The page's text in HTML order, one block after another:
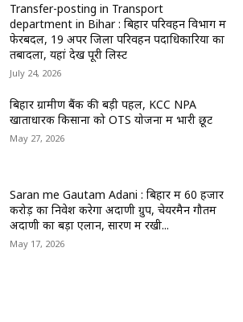
Transfer-posting in Transport
department in Bihar : बिहार परिवहन विभाग में
फेरबदल, 19 अपर जिला परिवहन पदाधिकारियों का
तबादला, यहां देखें पूरी लिस्ट
July 24, 2026
बिहार ग्रामीण बैंक की बड़ी पहल, KCC NPA
खाताधारक किसानों को OTS योजना में भारी छूट
May 27, 2026
Saran me Gautam Adani : बिहार में 60 हजार
करोड़ का निवेश करेगा अदाणी ग्रुप, चेयरमैन गौतम
अदाणी का बड़ा एलान, सारण में रखी...
May 17, 2026